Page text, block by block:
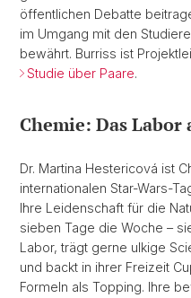
öffentlichen Debatte
im Umgang mit den
bewährt. Burriss ist
Studie über Paare.
Chemie: Das Labor
Dr. Martina Hestericová ist
internationalen Star-Wars-
Ihre Leidenschaft für die
sieben Tage die Woche –
Labor, trägt gerne ulkige
und backt in ihrer Freizeit
Formeln als Topping. Ihre